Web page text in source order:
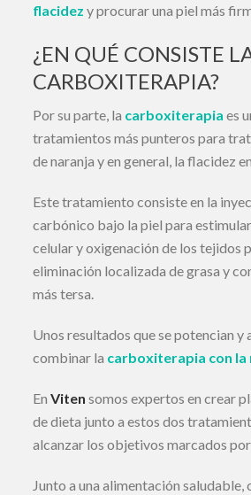
flacidez y procurar una piel más
¿EN QUÉ CONSISTE
CARBOXITERAPIA?
Por su parte, la carboxiterapia es
tratamientos más punteros para
de naranja y en general, la flacidez
Este tratamiento consiste en la
carbónico bajo la piel para
celular y oxigenación de los tejidos
eliminación localizada de grasa y
más tersa.
Unos resultados que se potencian y
combinar la carboxiterapia con
EnViten somos expertos en crear
de dieta junto a estos dos
alcanzar los objetivos marcados
Junto a una alimentación saludable,